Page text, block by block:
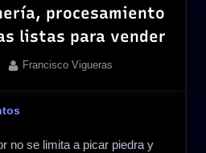
procesamiento
listas para vender
By
Francisco Vigueras
no se limita a picar piedra y